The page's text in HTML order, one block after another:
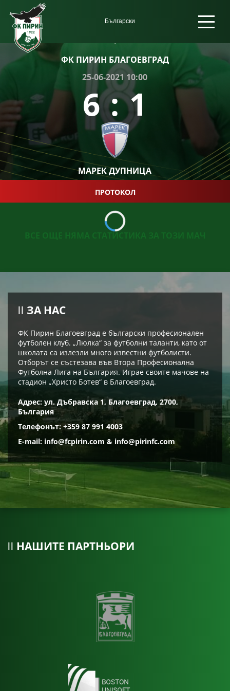
ФК ПИРИН БЛАГОЕВГРАД
25-06-2021 10:00
6 : 1
МАРЕК ДУПНИЦА
ПРОТОКОЛ
ВСЕ ОЩЕ НЯМА СТАТИСТИКА ЗА ТОЗИ МАЧ
ЗА НАС
ФК Пирин Благоевград е български професионален
футболен клуб. „Люлка“ за футболни таланти, като от
школата са излезли много известни футболисти.
Отборът се състезава във Втора Професионална
Футболна Лига на България. Играе своите мачове на
стадион „Христо Ботев“ в Благоевград.
Адрес: ул. Дъбравска 1, Благоевград, 2700,
България
Телефонът: +359 87 991 4003
E-mail: info@fcpirin.com & info@pirinfc.com
НАШИТЕ ПАРТНЬОРИ